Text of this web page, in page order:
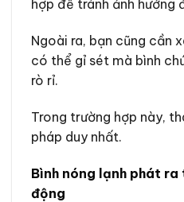
hợp để tránh ảnh hưởng
Ngoài ra, bạn cũng cần
có thể gỉ sét mà bình
rò rỉ.
Trong trường hợp này,
pháp duy nhất.
Bình nóng lạnh phát
động